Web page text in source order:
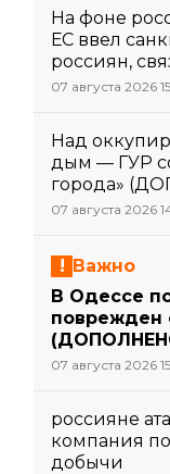
На фоне
ЕС ввел
россиян,
07 августа 2026
Над
дым — ГУР
города»
07 августа 2026
Важно
В Одессе
поврежден
07 августа 2026
россияне
компания
добычи